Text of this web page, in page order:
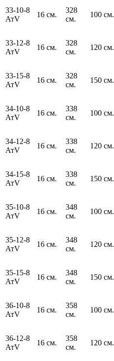
33-10-8
АтV
16 см.
328
см.
100 см.
33-12-8
АтV
16 см.
328
см.
120 см.
33-15-8
АтV
16 см.
328
см.
150 см.
34-10-8
АтV
16 см.
338
см.
100 см.
34-12-8
АтV
16 см.
338
см.
120 см.
34-15-8
АтV
16 см.
338
см.
150 см.
35-10-8
АтV
16 см.
348
см.
100 см.
35-12-8
АтV
16 см.
348
см.
120 см.
35-15-8
АтV
16 см.
348
см.
150 см.
36-10-8
АтV
16 см.
358
см.
100 см.
36-12-8
АтV
16 см.
358
см.
120 см.